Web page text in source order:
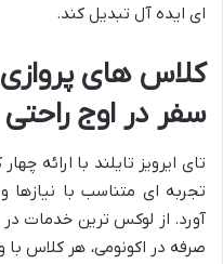
ای ایده آل تبدیل کند.
کلاس های پروازی
سفر در اوج راحتی
تای ایرویز تایلند با ارائه
تجربه ای متناسب با
آورد. از لوکس ترین خدمات
صرفه در اکونومی، هر کلاس